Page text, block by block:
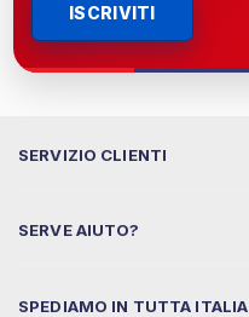
ISCRIVITI
SERVIZIO CLIENTI
SERVE AIUTO?
SPEDIAMO IN TUTTA ITALIA